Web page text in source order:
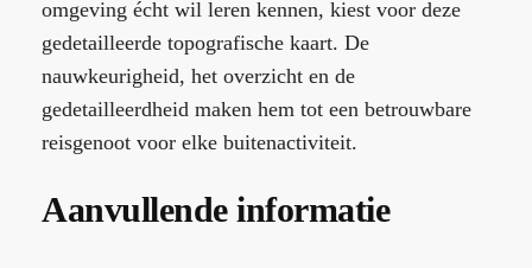
omgeving écht wil leren kennen, kiest voor deze
gedetailleerde topografische kaart. De
nauwkeurigheid, het overzicht en de
gedetailleerdheid maken hem tot een betrouwbare
reisgenoot voor elke buitenactiviteit.
Aanvullende informatie